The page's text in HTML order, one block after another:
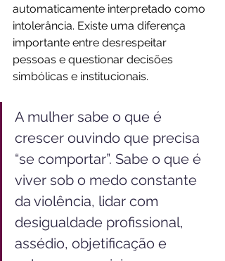
automaticamente interpretado como
intolerância. Existe uma diferença
importante entre desrespeitar
pessoas e questionar decisões
simbólicas e institucionais.
A mulher sabe o que é
crescer ouvindo que precisa
“se comportar”. Sabe o que é
viver sob o medo constante
da violência, lidar com
desigualdade profissional,
assédio, objetificação e